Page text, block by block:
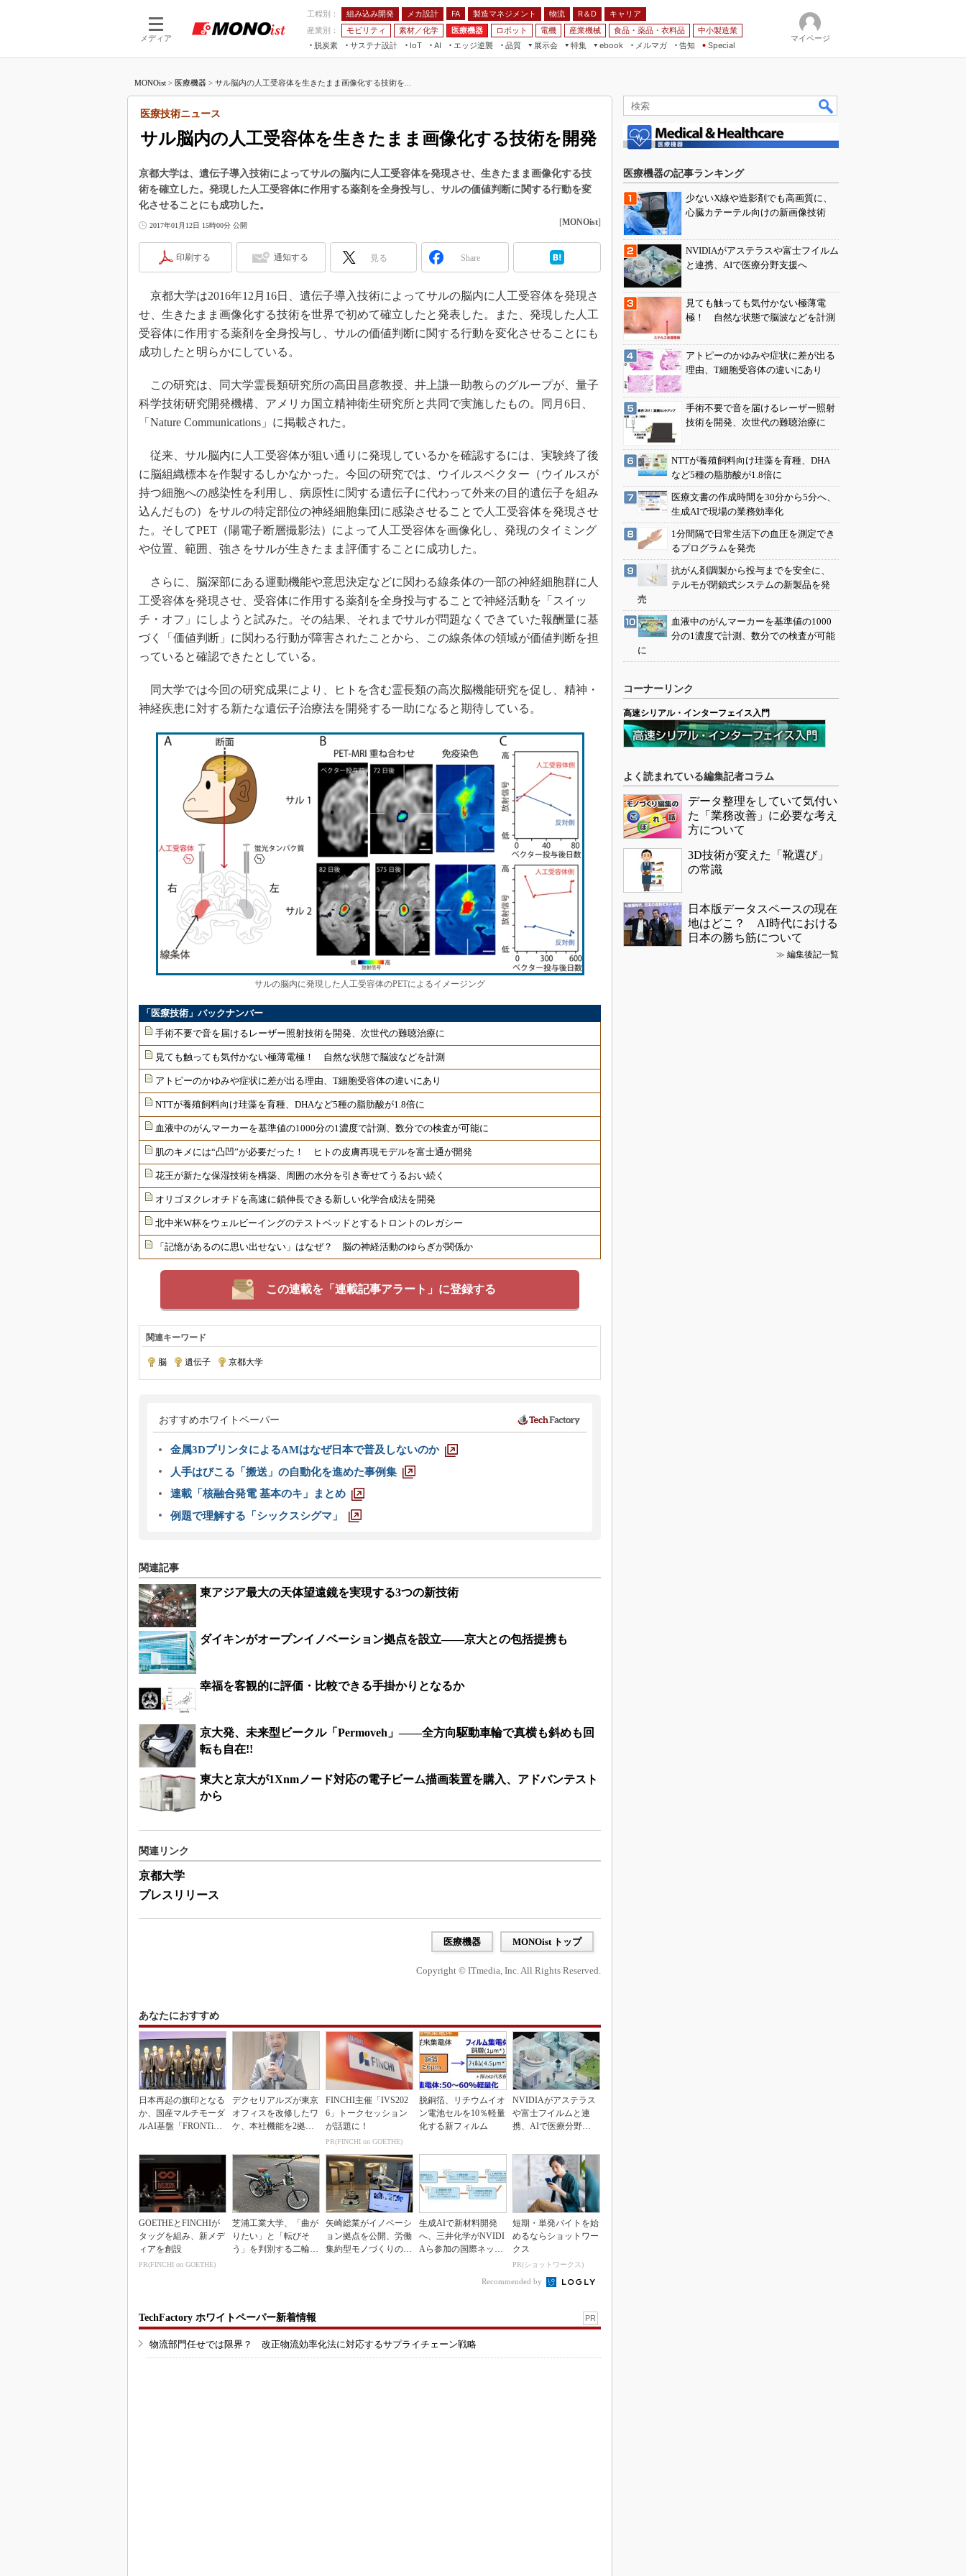
メディア
工程別： 組み込み開発 メカ設計 FA 製造マネジメント 物流 R＆D
キャリア
産業別：
モビリティ 素材／化学 医療機器 ロボット 電機 産業機械 食品・薬品・衣料品
中小製造業
脱炭素
サステナ設計
IoT
つながる工場
AI
AI×設備保全
エッジ逆襲 品質
展示会
JIMTOF
IIFES
ジャパンモビリティショー
スマート工場EXPO
EdgeTech+
日本ものづくりワールド
AUTOMOTIVE WORLD
産業オープンネット展
特集
VR／AR
フィールドサービス
FPGA
組み込み画像技術
車載ソフト開発
無償設計ツール
3Dプリンタ
インダストリー4.0
メイドインジャパン
植物工場
知財マネジメント
海外生産
グローバル設計・開発
新型コロナへの対応
ebook
FA
モビリティ
素材／化学
メルマガ
告知 Special
マイページ
MONOist > 医療機器 > サル脳内の人工受容体を生きたまま画像化する技術を...
サル脳内の人工受容体を生きたまま画像化する技術を開発
医療技術ニュース
京都大学は、遺伝子導入技術によってサルの脳内に人工受容体を発現させ、生きたまま画像化する技
術を確立した。発現した人工受容体に作用する薬剤を全身投与し、サルの価値判断に関する行動を変
化させることにも成功した。
2017年01月12日 15時00分 公開 [MONOist]
印刷する 通知する 見る Share
京都大学は2016年12月16日、遺伝子導入技術によってサルの脳内に人工受容体を発現さ
せ、生きたまま画像化する技術を世界で初めて確立したと発表した。また、発現した人工
受容体に作用する薬剤を全身投与し、サルの価値判断に関する行動を変化させることにも
成功したと明らかにしている。
この研究は、同大学霊長類研究所の高田昌彦教授、井上謙一助教らのグループが、量子
科学技術研究開発機構、アメリカ国立精神衛生研究所と共同で実施したもの。同月6日、
「Nature Communications」に掲載された。
従来、サル脳内に人工受容体が狙い通りに発現しているかを確認するには、実験終了後
に脳組織標本を作製するしかなかった。今回の研究では、ウイルスベクター（ウイルスが
持つ細胞への感染性を利用し、病原性に関する遺伝子に代わって外来の目的遺伝子を組み
込んだもの）をサルの特定部位の神経細胞集団に感染させることで人工受容体を発現させ
た。そしてPET（陽電子断層撮影法）によって人工受容体を画像化し、発現のタイミング
や位置、範囲、強さをサルが生きたまま評価することに成功した。
さらに、脳深部にある運動機能や意思決定などに関わる線条体の一部の神経細胞群に人
工受容体を発現させ、受容体に作用する薬剤を全身投与することで神経活動を「スイッ
チ・オフ」にしようと試みた。その結果、それまでサルが問題なくできていた報酬量に基
づく「価値判断」に関わる行動が障害されたことから、この線条体の領域が価値判断を担
っていると確認できたとしている。
同大学では今回の研究成果により、ヒトを含む霊長類の高次脳機能研究を促し、精神・
神経疾患に対する新たな遺伝子治療法を開発する一助になると期待している。
サルの脳内に発現した人工受容体のPETによるイメージング
「医療技術」バックナンバー
手術不要で音を届けるレーザー照射技術を開発、次世代の難聴治療に
見ても触っても気付かない極薄電極！ 自然な状態で脳波などを計測
アトピーのかゆみや症状に差が出る理由、T細胞受容体の違いにあり
NTTが養殖飼料向け珪藻を育種、DHAなど5種の脂肪酸が1.8倍に
血液中のがんマーカーを基準値の1000分の1濃度で計測、数分での検査が可能に
肌のキメには“凸凹”が必要だった！ ヒトの皮膚再現モデルを富士通が開発
花王が新たな保湿技術を構築、周囲の水分を引き寄せてうるおい続く
オリゴヌクレオチドを高速に鎖伸長できる新しい化学合成法を開発
北中米W杯をウェルビーイングのテストベッドとするトロントのレガシー
「記憶があるのに思い出せない」はなぜ？ 脳の神経活動のゆらぎが関係か
この連載を「連載記事アラート」に登録する
関連キーワード
脳 遺伝子 京都大学
おすすめホワイトペーパー
金属3DプリンタによるAMはなぜ日本で普及しないのか
人手はびこる「搬送」の自動化を進めた事例集
連載「核融合発電 基本のキ」まとめ
例題で理解する「シックスシグマ」
関連記事
東アジア最大の天体望遠鏡を実現する3つの新技術
ダイキンがオープンイノベーション拠点を設立――京大との包括提携も
幸福を客観的に評価・比較できる手掛かりとなるか
京大発、未来型ビークル「Permoveh」――全方向駆動車輪で真横も斜めも回
転も自在!!
東大と京大が1Xnmノード対応の電子ビーム描画装置を購入、アドバンテスト
から
関連リンク
京都大学
プレスリリース
医療機器 MONOist トップ
Copyright © ITmedia, Inc. All Rights Reserved.
あなたにおすすめ
日本再起の旗印となる
か、国産マルチモーダ
ルAI基盤「FRONTi
デクセリアルズが東京
オフィスを改修したワ
ケ、本社機能を2拠点
FINCHI主催「IVS202
6」トークセッション
が話題に！
PR(FINCHI on GOETHE)
脱銅箔、リチウムイオ
ン電池セルを10％軽量
化する新フィルム
NVIDIAがアステラス
や富士フイルムと連
携、AIで医療分野支
GOETHEとFINCHIが
タッグを組み、新メデ
ィアを創設
PR(FINCHI on GOETHE)
芝浦工業大学、「曲が
りたい」と「転びそ
う」を判別する二輪車
矢崎総業がイノベーシ
ョン拠点を公開、労働
集約型モノづくりのス
生成AIで新材料開発
へ、三井化学がNVIDI
Aら参加の国際ネット
短期・単発バイトを始
めるならショットワー
クス
PR(ショットワークス)
Recommended by
TechFactory ホワイトペーパー新着情報 PR
物流部門任せでは限界？ 改正物流効率化法に対応するサプライチェーン戦略
医療機器の記事ランキング
少ないX線や造影剤でも高画質に、
心臓カテーテル向けの新画像技術
NVIDIAがアステラスや富士フイルム
と連携、AIで医療分野支援へ
見ても触っても気付かない極薄電
極！ 自然な状態で脳波などを計測
アトピーのかゆみや症状に差が出る
理由、T細胞受容体の違いにあり
手術不要で音を届けるレーザー照射
技術を開発、次世代の難聴治療に
NTTが養殖飼料向け珪藻を育種、DHA
など5種の脂肪酸が1.8倍に
医療文書の作成時間を30分から5分へ、
生成AIで現場の業務効率化
1分間隔で日常生活下の血圧を測定でき
るプログラムを発売
抗がん剤調製から投与までを安全に、
テルモが閉鎖式システムの新製品を発
売
血液中のがんマーカーを基準値の1000
分の1濃度で計測、数分での検査が可能
に
コーナーリンク
高速シリアル・インターフェイス入門
よく読まれている編集記者コラム
データ整理をしていて気付い
た「業務改善」に必要な考え
方について
3D技術が変えた「靴選び」
の常識
日本版データスペースの現在
地はどこ？ AI時代における
日本の勝ち筋について
≫ 編集後記一覧